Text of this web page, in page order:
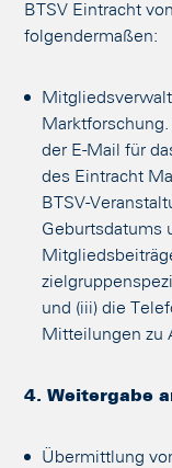
BTSV Eintracht
folgendermaßen:
der E-Mail für
des Eintracht
BTSV-
Geburtsdatums
und (iii) die
Mitteilungen zu
4. Weitergabe
Übermittlung